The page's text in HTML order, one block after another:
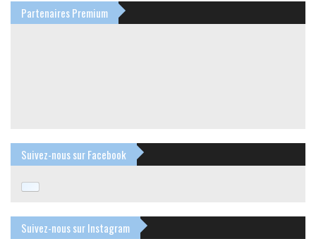
Partenaires Premium
Suivez-nous sur Facebook
Suivez-nous sur Instagram